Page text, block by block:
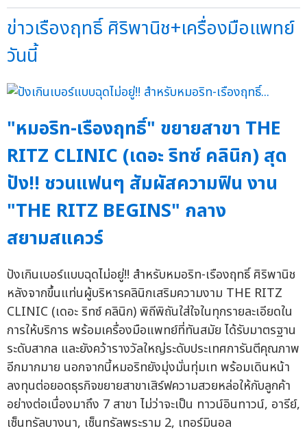
ข่าวเรืองฤทธิ์ ศิริพานิช+เครื่องมือแพทย์
วันนี้
"หมอริท-เรืองฤทธิ์" ขยายสาขา THE
RITZ CLINIC (เดอะ ริทซ์ คลินิก) สุด
ปัง!! ชวนแฟนๆ สัมผัสความฟิน งาน
"THE RITZ BEGINS" กลาง
สยามสแควร์
ปังเกินเบอร์แบบฉุดไม่อยู่!! สำหรับหมอริท-เรืองฤทธิ์ ศิริพานิช
หลังจากขึ้นแท่นผู้บริหารคลินิกเสริมความงาม THE RITZ
CLINIC (เดอะ ริทซ์ คลินิก) พิถีพิถันใส่ใจในทุกรายละเอียดใน
การให้บริการ พร้อมเครื่องมือแพทย์ที่ทันสมัย ได้รับมาตรฐาน
ระดับสากล และยังคว้ารางวัลใหญ่ระดับประเทศการันตีคุณภาพ
อีกมากมาย นอกจากนี้หมอริทยังมุ่งมั่นทุ่มเท พร้อมเดินหน้า
ลงทุนต่อยอดธุรกิจขยายสาขาเสิร์ฟความสวยหล่อให้กับลูกค้า
อย่างต่อเนื่องมาถึง 7 สาขา ไม่ว่าจะเป็น ทาวน์อินทาวน์, อารีย์,
เซ็นทรัลบางนา, เซ็นทรัลพระราม 2, เทอร์มินอล